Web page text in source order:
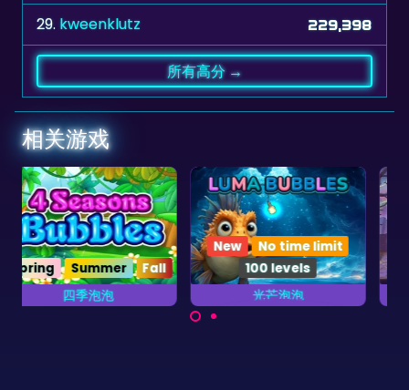
29. kweenklutz 229,398
所有高分 →
相关游戏
光芒泡泡
New
No time limit
100 levels
马戏团泡泡